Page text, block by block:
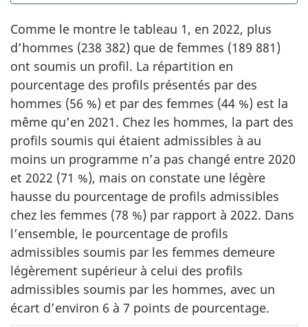
Comme le montre le tableau 1, en 2022, plus
d’hommes (238 382) que de femmes (189 881)
ont soumis un profil. La répartition en
pourcentage des profils présentés par des
hommes (56 %) et par des femmes (44 %) est la
même qu’en 2021. Chez les hommes, la part des
profils soumis qui étaient admissibles à au
moins un programme n’a pas changé entre 2020
et 2022 (71 %), mais on constate une légère
hausse du pourcentage de profils admissibles
chez les femmes (78 %) par rapport à 2022. Dans
l’ensemble, le pourcentage de profils
admissibles soumis par les femmes demeure
légèrement supérieur à celui des profils
admissibles soumis par les hommes, avec un
écart d’environ 6 à 7 points de pourcentage.